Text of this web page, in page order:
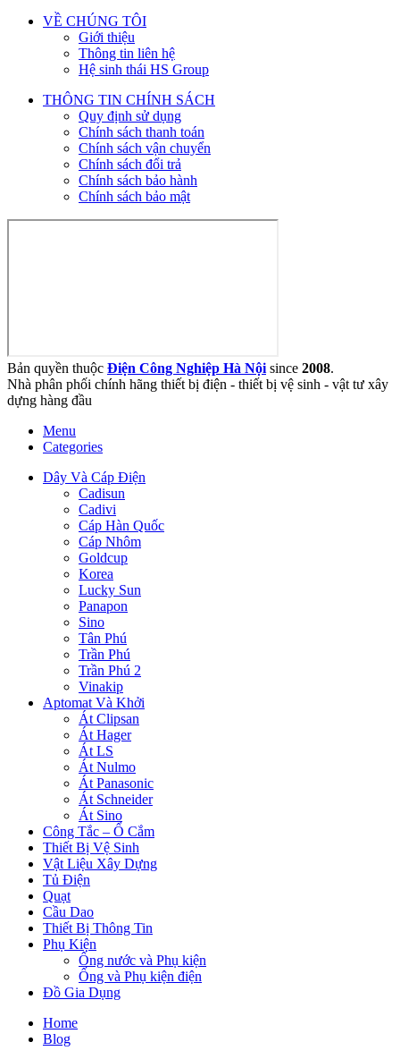
VỀ CHÚNG TÔI
Giới thiệu
Thông tin liên hệ
Hệ sinh thái HS Group
THÔNG TIN CHÍNH SÁCH
Quy định sử dụng
Chính sách thanh toán
Chính sách vận chuyển
Chính sách đổi trả
Chính sách bảo hành
Chính sách bảo mật
Bản quyền thuộc Điện Công Nghiệp Hà Nội since 2008.
Nhà phân phối chính hãng thiết bị điện - thiết bị vệ sinh - vật tư xây
dựng hàng đầu
Menu
Categories
Dây Và Cáp Điện
Cadisun
Cadivi
Cáp Hàn Quốc
Cáp Nhôm
Goldcup
Korea
Lucky Sun
Panapon
Sino
Tân Phú
Trần Phú
Trần Phú 2
Vinakip
Aptomat Và Khởi
Át Clipsan
Át Hager
Át LS
Át Nulmo
Át Panasonic
Át Schneider
Át Sino
Công Tắc – Ổ Cắm
Thiết Bị Vệ Sinh
Vật Liệu Xây Dựng
Tủ Điện
Quạt
Cầu Dao
Thiết Bị Thông Tin
Phụ Kiện
Ống nước và Phụ kiện
Ống và Phụ kiện điện
Đồ Gia Dụng
Home
Blog